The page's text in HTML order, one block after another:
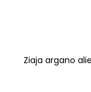
Ziaja argano